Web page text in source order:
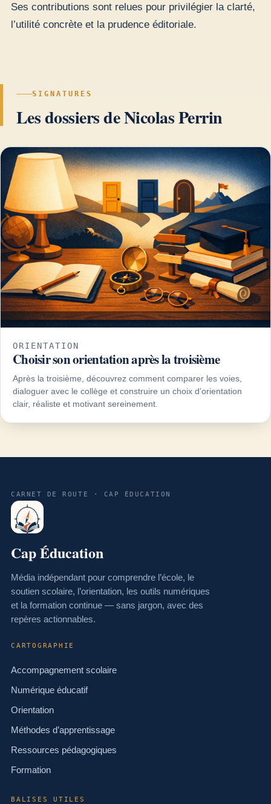
Ses contributions sont relues pour privilégier la clarté,
l’utilité concrète et la prudence éditoriale.
SIGNATURES
Les dossiers de Nicolas Perrin
ORIENTATION
Choisir son orientation après la troisième
Après la troisième, découvrez comment comparer les voies,
dialoguer avec le collège et construire un choix d’orientation
clair, réaliste et motivant sereinement.
CARNET DE ROUTE · CAP ÉDUCATION
Cap Éducation
Média indépendant pour comprendre l’école, le
soutien scolaire, l’orientation, les outils numériques
et la formation continue — sans jargon, avec des
repères actionnables.
CARTOGRAPHIE
Accompagnement scolaire
Numérique éducatif
Orientation
Méthodes d’apprentissage
Ressources pédagogiques
Formation
BALISES UTILES